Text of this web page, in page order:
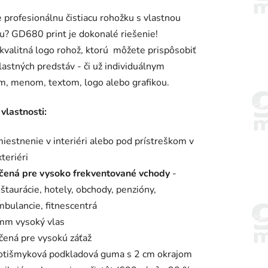
profesionálnu čistiacu rohožku s vlastnou
GD680 print je dokonalé riešenie!
logo rohož, ktorú môžete prispôsobiť
predstáv - či už individuálnym
menom, textom, logo alebo grafikou.
v interiéri alebo pod prístreškom v
pre vysoko frekventované vchody -
hotely, obchody, penzióny,
fitnescentrá
vysoký vlas
pre vysokú záťaž
podkladová guma s 2 cm okrajom